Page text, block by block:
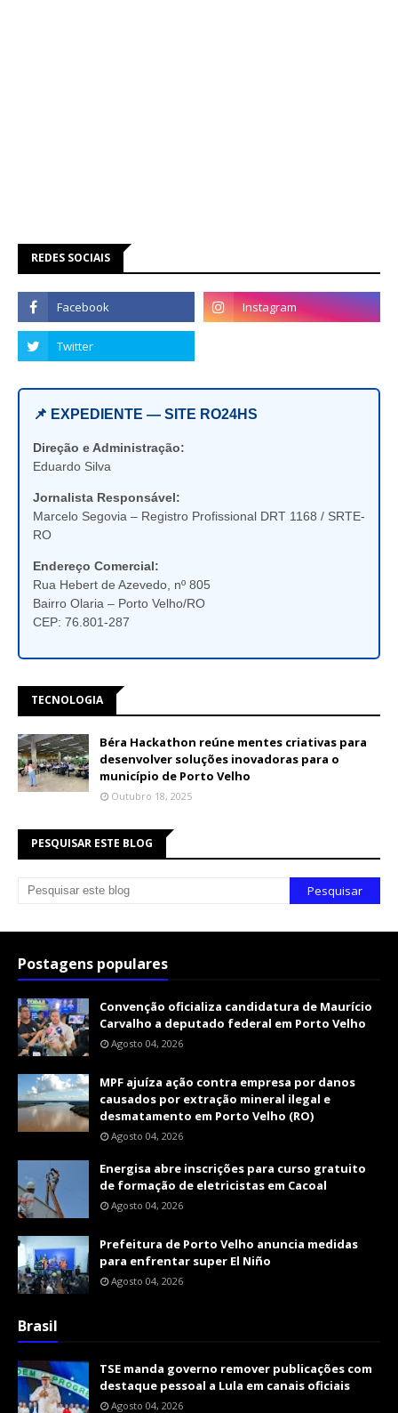
REDES SOCIAIS
📌 EXPEDIENTE — SITE RO24HS
Direção e Administração:
Eduardo Silva
Jornalista Responsável:
Marcelo Segovia – Registro Profissional DRT 1168 / SRTE-
RO
Endereço Comercial:
Rua Hebert de Azevedo, nº 805
Bairro Olaria – Porto Velho/RO
CEP: 76.801-287
TECNOLOGIA
Béra Hackathon reúne mentes criativas para
desenvolver soluções inovadoras para o
município de Porto Velho
Outubro 18, 2025
PESQUISAR ESTE BLOG
Postagens populares
Convenção oficializa candidatura de Maurício
Carvalho a deputado federal em Porto Velho
Agosto 04, 2026
MPF ajuíza ação contra empresa por danos
causados por extração mineral ilegal e
desmatamento em Porto Velho (RO)
Agosto 04, 2026
Energisa abre inscrições para curso gratuito
de formação de eletricistas em Cacoal
Agosto 04, 2026
Prefeitura de Porto Velho anuncia medidas
para enfrentar super El Niño
Agosto 04, 2026
Brasil
TSE manda governo remover publicações com
destaque pessoal a Lula em canais oficiais
Agosto 04, 2026